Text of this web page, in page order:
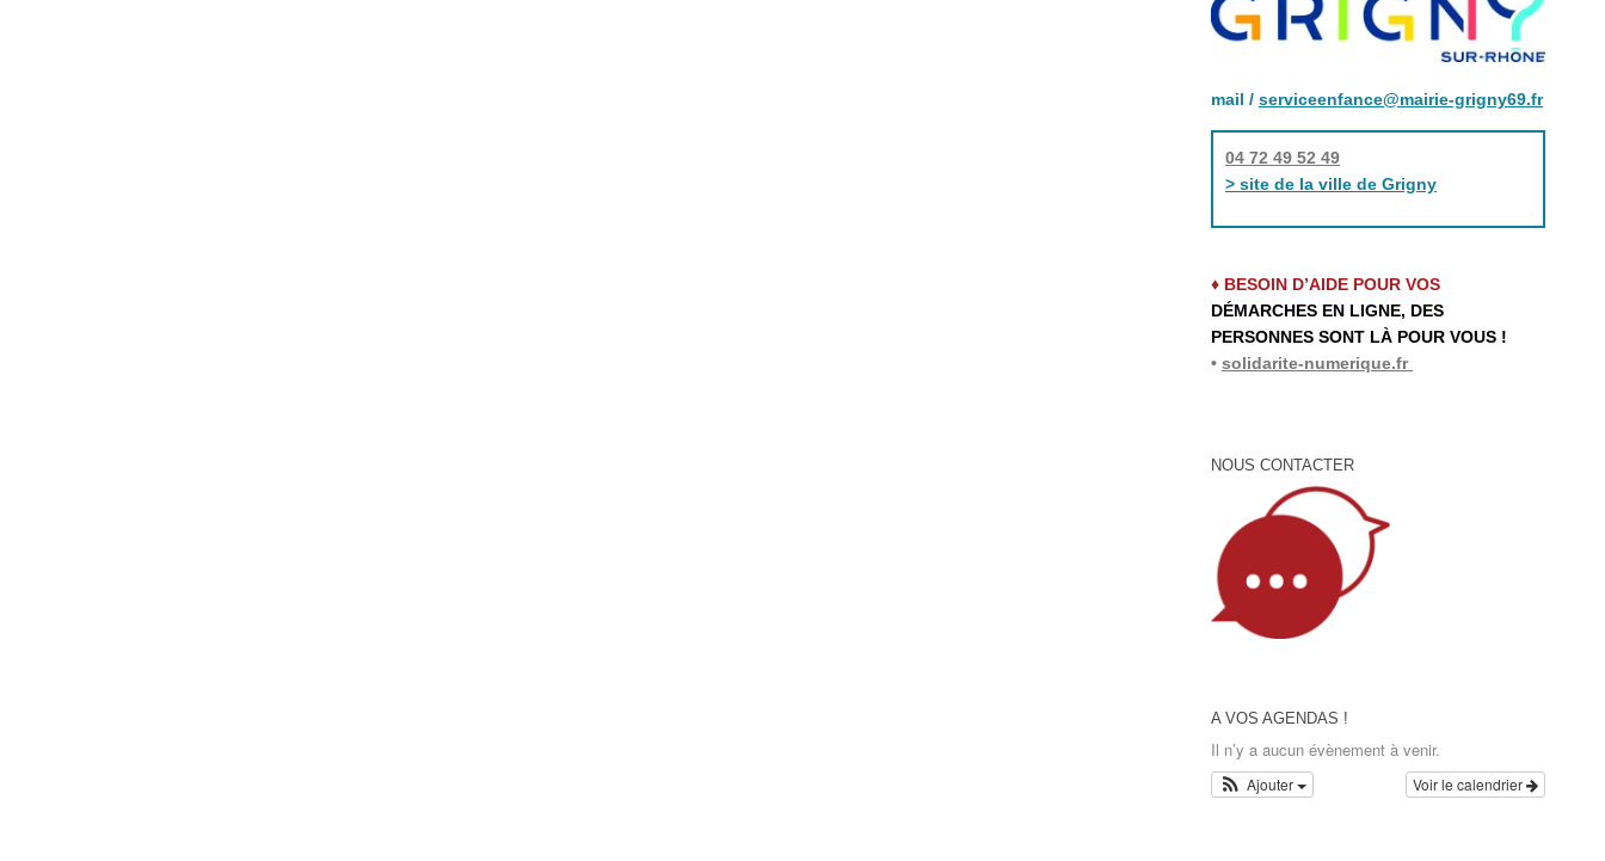
mail / serviceenfance@mairie-grigny69.fr
04 72 49 52 49
> site de la ville de Grigny
♦ BESOIN D’AIDE POUR VOS
DÉMARCHES EN LIGNE, DES
PERSONNES SONT LÀ POUR VOUS !
• solidarite-numerique.fr
NOUS CONTACTER
A VOS AGENDAS !
Il n’y a aucun évènement à venir.
Voir le calendrier
Ajouter